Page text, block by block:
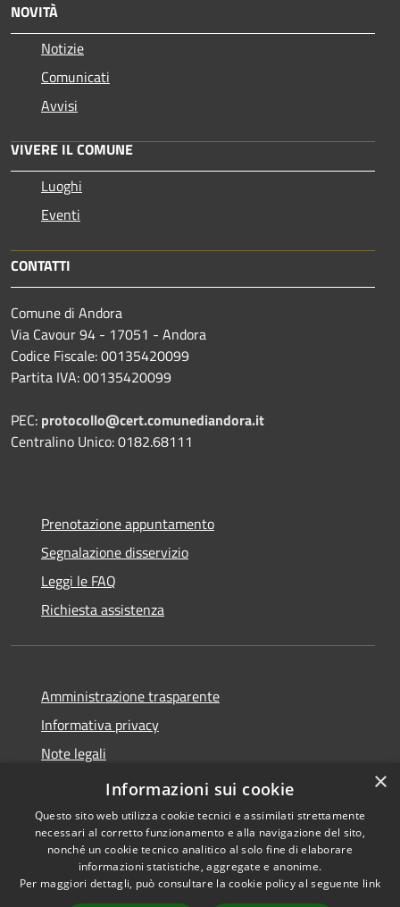
NOVITÀ
Notizie
Comunicati
Avvisi
VIVERE IL COMUNE
Luoghi
Eventi
CONTATTI
Comune di Andora
Via Cavour 94 - 17051 - Andora
Codice Fiscale: 00135420099
Partita IVA: 00135420099
PEC: protocollo@cert.comunediandora.it
Centralino Unico: 0182.68111
Prenotazione appuntamento
Segnalazione disservizio
Leggi le FAQ
Richiesta assistenza
Amministrazione trasparente
Informativa privacy
Note legali
Dichiarazione di accessibilità
Accessibilità
Copyright © 2026 • Comune di
Andora • Powered by
×
Informazioni sui cookie
Questo sito web utilizza cookie tecnici e assimilati strettamente
necessari al corretto funzionamento e alla navigazione del sito,
nonché un cookie tecnico analitico al solo fine di elaborare
informazioni statistiche, aggregate e anonime.
Per maggiori dettagli, può consultare la cookie policy al seguente link